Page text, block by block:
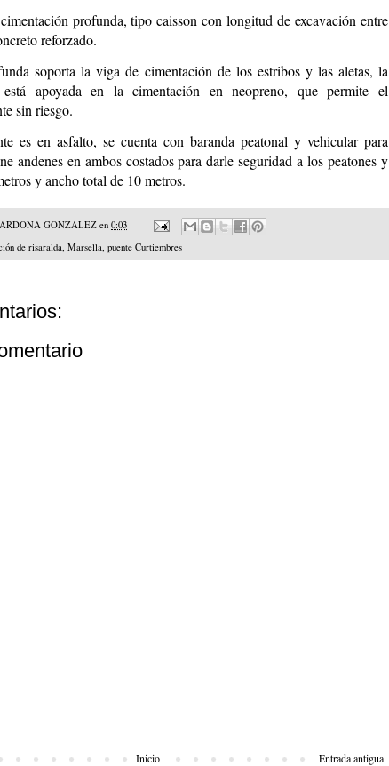
profunda, tipo caisson con longitud de excavación entre
reforzado.
soporta la viga de cimentación de los estribos y las aletas, la
está apoyada en la cimentación en neopreno, que permite el
sin riesgo.
es en asfalto, se cuenta con baranda peatonal y vehicular para
andenes en ambos costados para darle seguridad a los peatones y
y ancho total de 10 metros.
GONZALEZ en 0:03
de risaralda Marsella puente Curtiembres
Entrada antigua
Inicio